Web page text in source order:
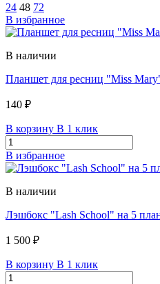
24 48 72
В избранное
В наличии
Планшет для ресниц "Miss
140 ₽
В корзину В 1 клик
В избранное
В наличии
Лэшбокс "Lash School" на 5
1 500 ₽
В корзину В 1 клик